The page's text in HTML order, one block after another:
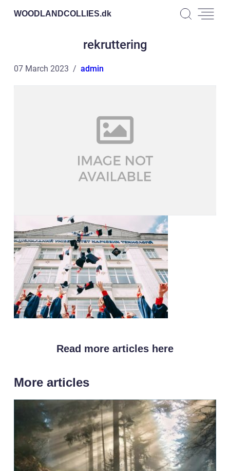
WOODLANDCOLLIES.dk
rekruttering
07 March 2023 admin
Read more articles here
More articles